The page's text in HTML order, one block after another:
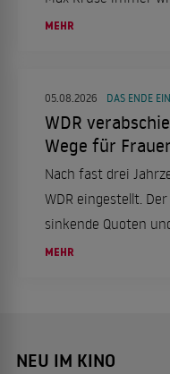
schießt sie zurück.
MEHR
05.08.2026 DAS ENDE
WDR
Wege für
Nach fast drei
WDR eingestellt.
sinkende Quoten
Formate, um
MEHR
NEU IM KINO